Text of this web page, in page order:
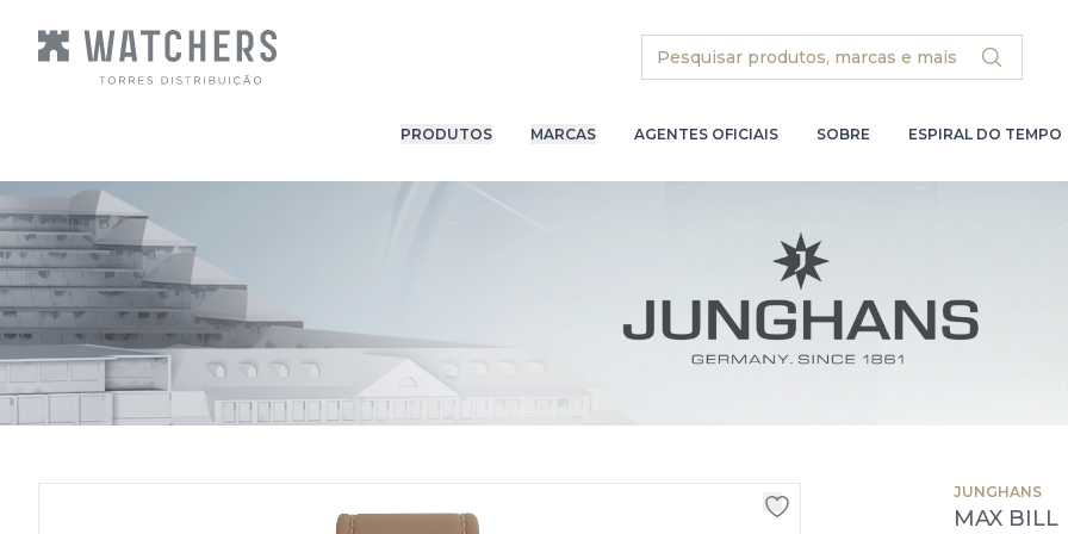
Search
PRODUTOS MARCAS AGENTES OFICIAIS SOBRE ESPIRAL DO TEMPO
JUNGHANS
MAX BILL